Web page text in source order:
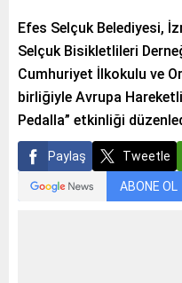
Efes Selçuk Belediyesi,
Selçuk Bisikletlileri
Cumhuriyet İlkokulu ve
birliğiyle Avrupa
Pedalla” etkinliği
Paylaş Tweetle
ABONE OL